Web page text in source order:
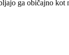
ga običajno